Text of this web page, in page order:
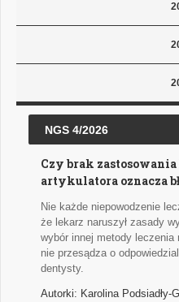
NGS 4/2026
Czy brak
artykulatora oznacza
Nie każde niepowodzenie
że lekarz naruszył zasady
wybór innej metody
nie przesądza o
dentysty.
Autorki: Karolina Podsiadły-